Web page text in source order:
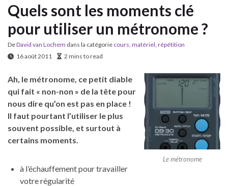
Quels sont les moments clé
pour utiliser un métronome ?
DeDavid van Lochem dans la catégorie cours matériel répétition
16 août 2011
2 mins to read
Le métronome
Ah, le métronome, ce petit diable
qui fait « non-non » de la tête pour
nous dire qu’on est pas en place !
Il faut pourtant l’utiliser le plus
souvent possible, et surtout à
certains moments.
à l’échauffement pour travailler
votre régularité